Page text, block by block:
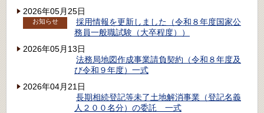
2026年05月25日
お知らせ
採用情報を更新しました（令和８年度国家公
務員一般職試験（大卒程度））
2026年05月13日
法務局地図作成事業請負契約（令和８年度及
び令和９年度）一式
2026年04月21日
長期相続登記等未了土地解消事業（登記名義
人２００名分）の委託 一式